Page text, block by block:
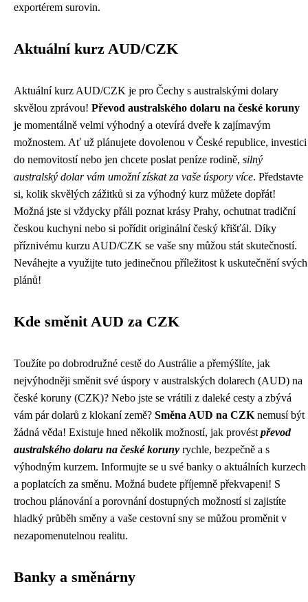
exportérem surovin.
Aktuální kurz AUD/CZK
Aktuální kurz AUD/CZK je pro Čechy s australskými dolary
skvělou zprávou! Převod australského dolaru na české koruny
je momentálně velmi výhodný a otevírá dveře k zajímavým
možnostem. Ať už plánujete dovolenou v České republice, investici
do nemovitostí nebo jen chcete poslat peníze rodině, silný
australský dolar vám umožní získat za vaše úspory více. Představte
si, kolik skvělých zážitků si za výhodný kurz můžete dopřát!
Možná jste si vždycky přáli poznat krásy Prahy, ochutnat tradiční
českou kuchyni nebo si pořídit originální český křišťál. Díky
příznivému kurzu AUD/CZK se vaše sny můžou stát skutečností.
Neváhejte a využijte tuto jedinečnou příležitost k uskutečnění svých
plánů!
Kde směnit AUD za CZK
Toužíte po dobrodružné cestě do Austrálie a přemýšlíte, jak
nejvýhodněji směnit své úspory v australských dolarech (AUD) na
české koruny (CZK)? Nebo jste se vrátili z daleké cesty a zbývá
vám pár dolarů z klokaní země? Směna AUD na CZK nemusí být
žádná věda! Existuje hned několik možností, jak provést převod
australského dolaru na české koruny rychle, bezpečně a s
výhodným kurzem. Informujte se u své banky o aktuálních kurzech
a poplatcích za směnu. Možná budete příjemně překvapeni! S
trochou plánování a porovnání dostupných možností si zajistíte
hladký průběh směny a vaše cestovní sny se můžou proměnit v
nezapomenutelnou realitu.
Banky a směnárny